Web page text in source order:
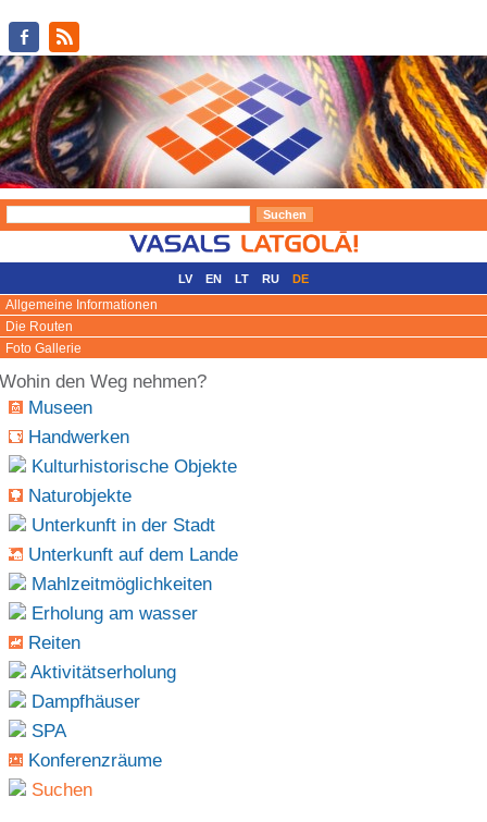
LV EN LT RU DE
Allgemeine Informationen
Die Routen
Foto Gallerie
Wohin den Weg nehmen?
Museen
Handwerken
Kulturhistorische Objekte
Naturobjekte
Unterkunft in der Stadt
Unterkunft auf dem Lande
Mahlzeitmöglichkeiten
Erholung am wasser
Reiten
Aktivitätserholung
Dampfhäuser
SPA
Konferenzräume
Suchen